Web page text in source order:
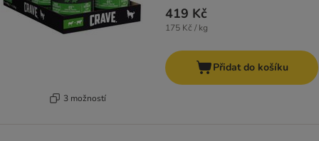
3 možností
419 Kč
175 Kč / kg
Přidat do košíku